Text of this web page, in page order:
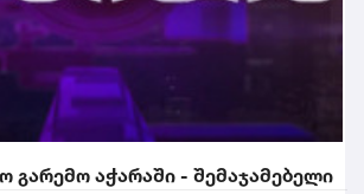
გარემო აჭარაში - შემაჯამებელი